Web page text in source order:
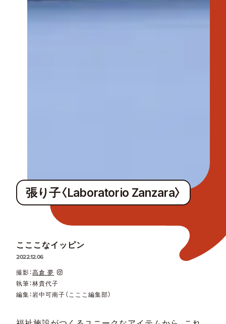
張り子〈Laboratorio Zanzara〉
こここなイッピン
2022.12.06
撮影：高倉 夢
執筆：林貴代子
編集：岩中可南子（こここ編集部）